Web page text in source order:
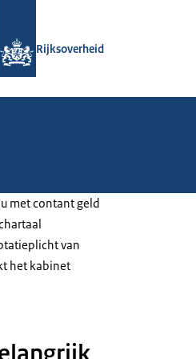
Rijksoverheid
met contant geld
van
het kabinet